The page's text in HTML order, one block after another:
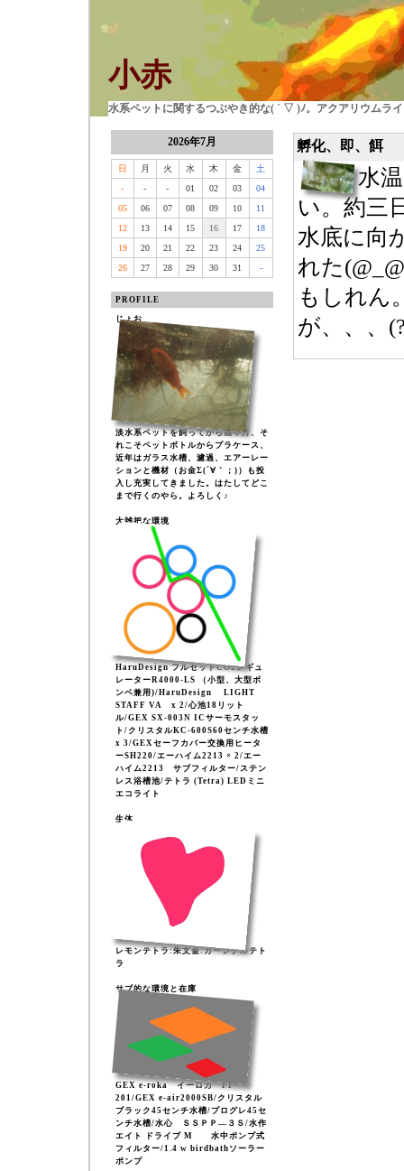
小赤
水系ペットに関するつぶやき的な( ´ ▽ )ﾉ。アクアリウムラ
2026年7月
日 月 火 水 木 金
土
-
- - 01 02 03
04
05
06 07 08 09 10
11
12
13 14 15 16 17
18
19
20 21 22 23 24
25
26
27 28 29 30 31 -
PROFILE
じょお
淡水系ペットを飼ってから幾年月、そ
れこそペットボトルからプラケース、
近年はガラス水槽、濾過、エアーレー
ションと機材（お金Σ(´∀｀；)）も投
入し充実してきました。はたしてどこ
まで行くのやら。よろしく♪
大雑把な環境
HaruDesign フルセットCO2レギュ
レーターR4000-LS （小型、大型ボ
ンベ兼用)/HaruDesign LIGHT
STAFF VA x 2/心池18リット
ル/GEX SX-003N ICサーモスタッ
ト/クリスタルKC-600S60センチ水槽
x 3/GEXセーフカバー交換用ヒータ
ーSH220/エーハイム2213 × 2/エー
ハイム2213 サブフィルター/ステン
レス浴槽池/テトラ (Tetra) LEDミニ
エコライト
生体
レモンテトラ:朱文金:カージナルテト
ラ
サブ的な環境と在庫
GEX e-roka イーロカ PF-
201/GEX e-air2000SB/クリスタル
ブラック45センチ水槽/プログレ45セ
ンチ水槽/水心 ＳＳＰＰ―３Ｓ/水作
エイト ドライブ M 水中ポンプ式
フィルター/1.4 w birdbathソーラー
ポンプ
孵化、即、餌
水
い。約三
水底に向
れた
もしれん
が、、、